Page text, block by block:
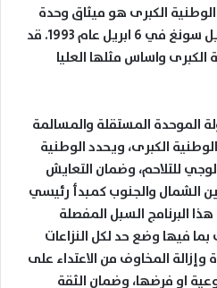
الوطنية الكبرى هو ميثاق وحدة
الامة الذي عرضه الرئيس كيم ايل سونغ في 6 ابريل عام 1993. قد
واساس مثلها العليا
الموحدة المستقلة والمسالمة
الكبرى، ويحدد الوطنية
للتلاحم، وضمان التعايش
الشمال والجنوب كمبدأ رئيسي
البرنامج السبل المفصلة
فيها وضع حد لكل النزاعات
وإزالة المخاوف من الاعتداء على
او فرضها، وضمان الثقة